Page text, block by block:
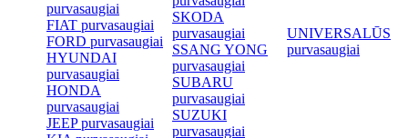
purvasaugiai
FIAT purvasaugiai
FORD purvasaugiai
HYUNDAI
purvasaugiai
HONDA
purvasaugiai
JEEP purvasaugiai
SKODA
purvasaugiai
SSANG YONG
purvasaugiai
SUBARU
purvasaugiai
SUZUKI
purvasaugiai
UNIVERSALŪS
purvasaugiai